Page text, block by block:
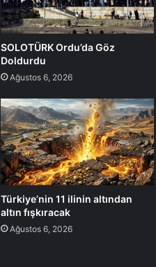
SOLOTÜRK Ordu’da Göz
Doldurdu
Ağustos 6, 2026
Türkiye’nin 11 ilinin altından
altın fışkıracak
Ağustos 6, 2026